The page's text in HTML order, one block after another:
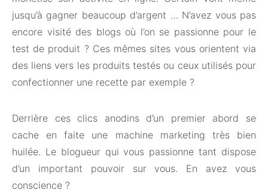
jusqu’à gagner beaucoup d’argent … N’avez vous pas
encore visité des blogs où l’on se passionne pour le
test de produit ? Ces mêmes sites vous orientent via
des liens vers les produits testés ou ceux utilisés pour
confectionner une recette par exemple ?
Derrière ces clics anodins d’un premier abord se
cache en faite une machine marketing très bien
huilée. Le blogueur qui vous passionne tant dispose
d’un important pouvoir sur vous. En avez vous
conscience ?